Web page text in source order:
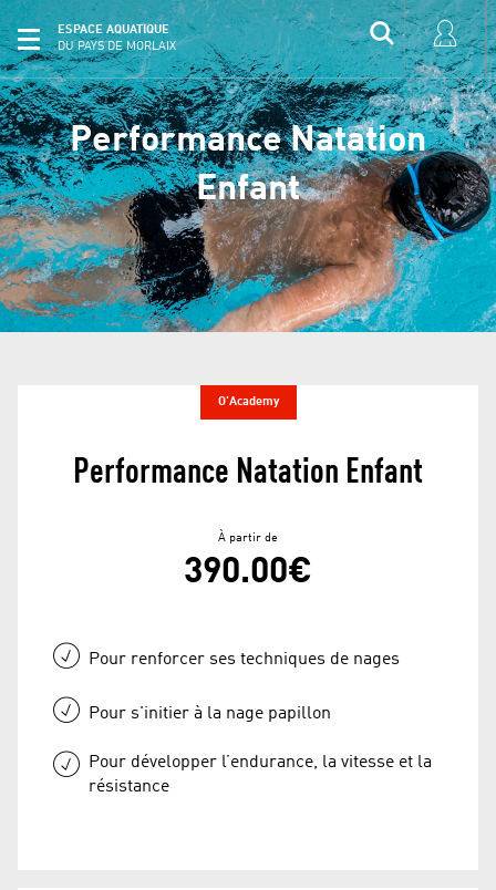
ESPACE AQUATIQUE
DU PAYS DE MORLAIX
Performance Natation
Enfant
O'Academy
Performance Natation Enfant
À partir de
390.00€
Pour renforcer ses techniques de nages
Pour s'initier à la nage papillon
Pour développer l’endurance, la vitesse et la
résistance